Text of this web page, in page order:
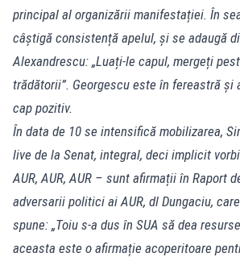
principal al organizării manifestației. În
câștigă consistență apelul, și se adaugă
Alexandrescu: „Luați-le capul, mergeți
trădătorii”. Georgescu este în fereastră și
cap pozitiv.
În data de 10 se intensifică mobilizarea,
live de la Senat, integral, deci implicit
AUR, AUR, AUR – sunt afirmații în Raport
adversarii politici ai AUR, dl Dungaciu,
spune: „Toiu s-a dus în SUA să dea
aceasta este o afirmație acoperitoare